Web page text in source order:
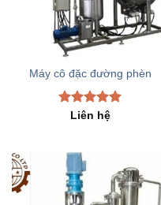
Máy cô đặc đường phèn
Rated 5.00
Liên hệ